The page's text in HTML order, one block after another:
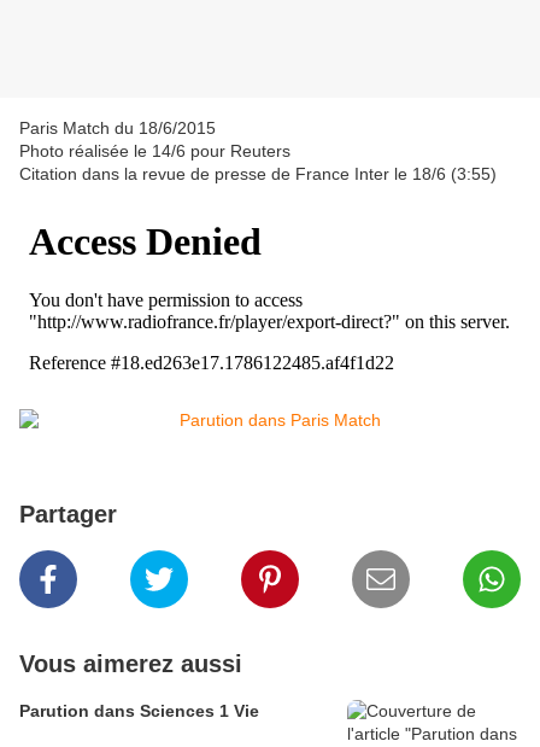
Paris Match du 18/6/2015
Photo réalisée le 14/6 pour Reuters
Citation dans la revue de presse de France Inter le 18/6 (3:55)
Partager
Vous aimerez aussi
Parution dans Sciences 1 Vie